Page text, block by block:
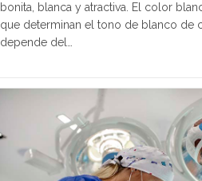
bonita, blanca y atractiva. El color
que determinan el tono de blanco de
depende del…